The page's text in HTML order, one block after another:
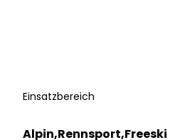
Einsatzbereich
Alpin,Rennsport,Freeski